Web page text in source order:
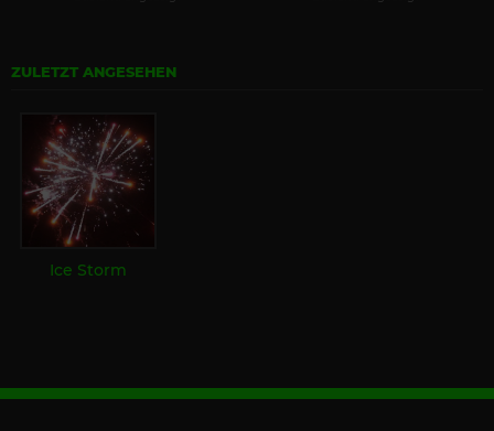
ZULETZT ANGESEHEN
Ice Storm